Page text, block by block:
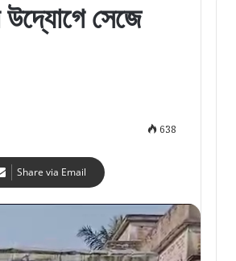
উদ্যোগে সেজে
638
Share via Email